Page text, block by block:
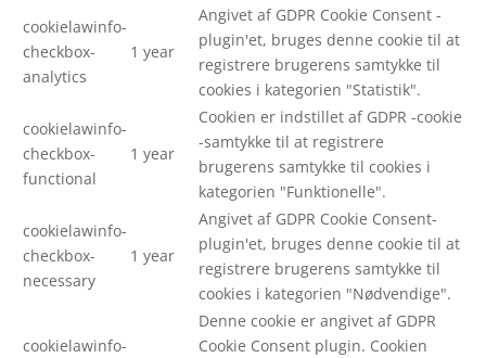
cookielawinfo-
checkbox-
analytics
1 year
Angivet af GDPR Cookie Consent -
plugin'et, bruges denne cookie til at
registrere brugerens samtykke til
cookies i kategorien "Statistik".
cookielawinfo-
checkbox-
functional
1 year
Cookien er indstillet af GDPR -cookie
-samtykke til at registrere
brugerens samtykke til cookies i
kategorien "Funktionelle".
cookielawinfo-
checkbox-
necessary
1 year
Angivet af GDPR Cookie Consent-
plugin'et, bruges denne cookie til at
registrere brugerens samtykke til
cookies i kategorien "Nødvendige".
cookielawinfo-
Denne cookie er angivet af GDPR
Cookie Consent plugin. Cookien